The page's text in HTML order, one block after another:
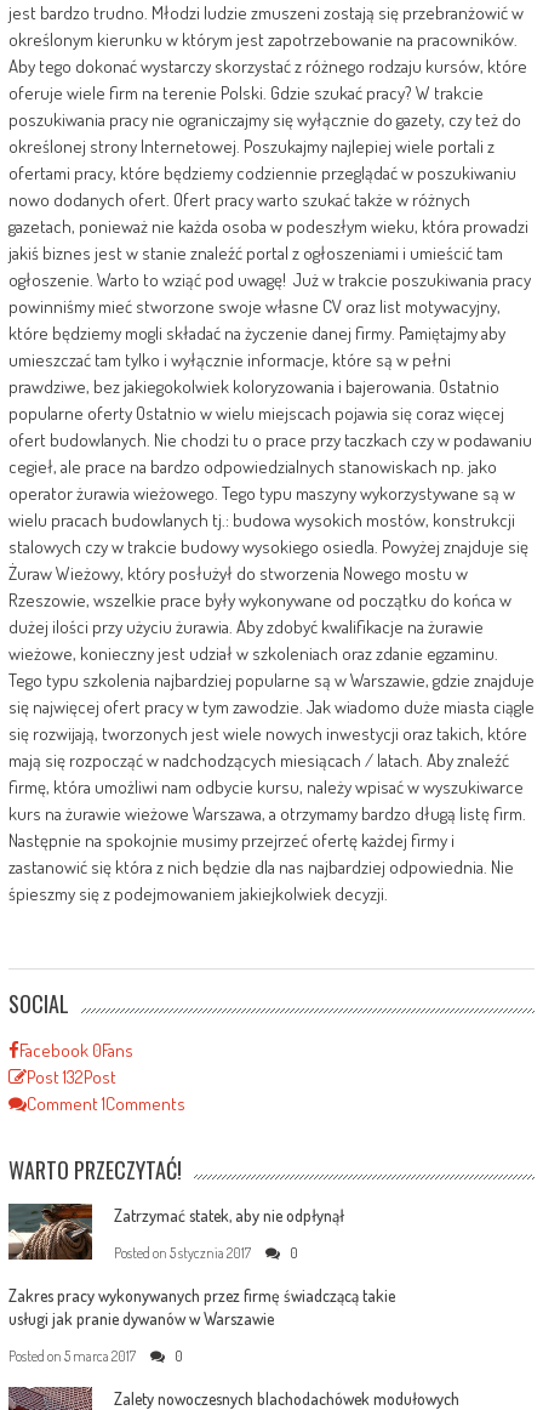
jest bardzo trudno. Młodzi ludzie zmuszeni zostają się przebranżowić w
określonym kierunku w którym jest zapotrzebowanie na pracowników.
Aby tego dokonać wystarczy skorzystać z różnego rodzaju kursów, które
oferuje wiele firm na terenie Polski. Gdzie szukać pracy? W trakcie
poszukiwania pracy nie ograniczajmy się wyłącznie do gazety, czy też do
określonej strony Internetowej. Poszukajmy najlepiej wiele portali z
ofertami pracy, które będziemy codziennie przeglądać w poszukiwaniu
nowo dodanych ofert. Ofert pracy warto szukać także w różnych
gazetach, ponieważ nie każda osoba w podeszłym wieku, która prowadzi
jakiś biznes jest w stanie znaleźć portal z ogłoszeniami i umieścić tam
ogłoszenie. Warto to wziąć pod uwagę! Już w trakcie poszukiwania pracy
powinniśmy mieć stworzone swoje własne CV oraz list motywacyjny,
które będziemy mogli składać na życzenie danej firmy. Pamiętajmy aby
umieszczać tam tylko i wyłącznie informacje, które są w pełni
prawdziwe, bez jakiegokolwiek koloryzowania i bajerowania. Ostatnio
popularne oferty Ostatnio w wielu miejscach pojawia się coraz więcej
ofert budowlanych. Nie chodzi tu o prace przy taczkach czy w podawaniu
cegieł, ale prace na bardzo odpowiedzialnych stanowiskach np. jako
operator żurawia wieżowego. Tego typu maszyny wykorzystywane są w
wielu pracach budowlanych tj.: budowa wysokich mostów, konstrukcji
stalowych czy w trakcie budowy wysokiego osiedla. Powyżej znajduje się
Żuraw Wieżowy, który posłużył do stworzenia Nowego mostu w
Rzeszowie, wszelkie prace były wykonywane od początku do końca w
dużej ilości przy użyciu żurawia. Aby zdobyć kwalifikacje na żurawie
wieżowe, konieczny jest udział w szkoleniach oraz zdanie egzaminu.
Tego typu szkolenia najbardziej popularne są w Warszawie, gdzie znajduje
się najwięcej ofert pracy w tym zawodzie. Jak wiadomo duże miasta ciągle
się rozwijają, tworzonych jest wiele nowych inwestycji oraz takich, które
mają się rozpocząć w nadchodzących miesiącach / latach. Aby znaleźć
firmę, która umożliwi nam odbycie kursu, należy wpisać w wyszukiwarce
kurs na żurawie wieżowe Warszawa, a otrzymamy bardzo długą listę firm.
Następnie na spokojnie musimy przejrzeć ofertę każdej firmy i
zastanowić się która z nich będzie dla nas najbardziej odpowiednia. Nie
śpieszmy się z podejmowaniem jakiejkolwiek decyzji.
SOCIAL
Facebook 0Fans
Post132Post
Comment1Comments
WARTO PRZECZYTAĆ!
Zatrzymać statek, aby nie odpłynął
Posted on 5 stycznia 2017 0
Zakres pracy wykonywanych przez firmę świadczącą takie
usługi jak pranie dywanów w Warszawie
Posted on 5 marca 2017 0
Zalety nowoczesnych blachodachówek modułowych